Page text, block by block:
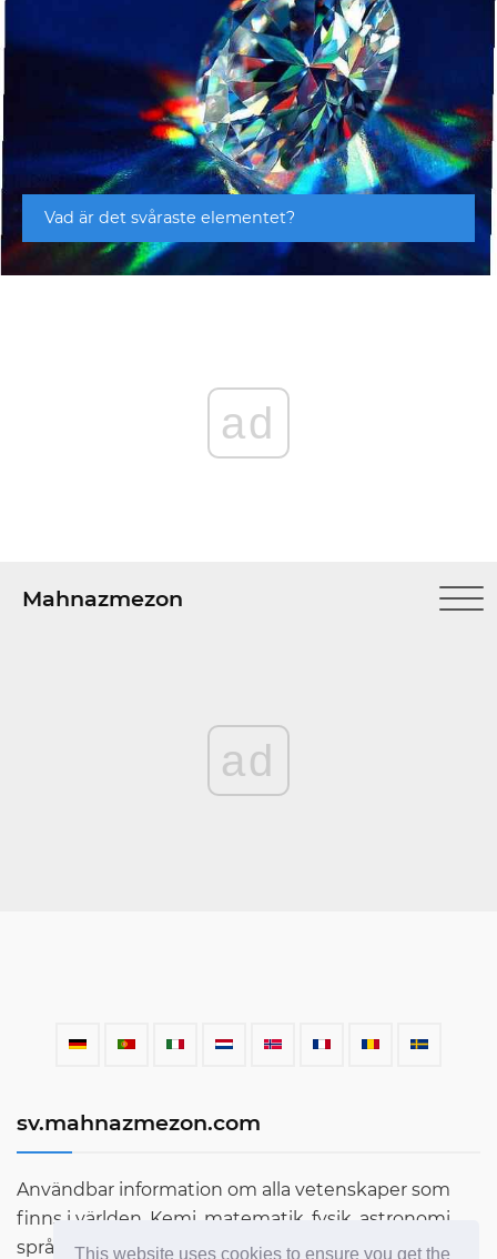
This website uses cookies to ensure you get the
Vad är det svåraste elementet?
ad
Mahnazmezon
ad
sv.mahnazmezon.com
Användbar information om alla vetenskaper som
finns i världen. Kemi, matematik, fysik, astronomi,
språk, litteratur och mycket mer. Ta reda på mer om